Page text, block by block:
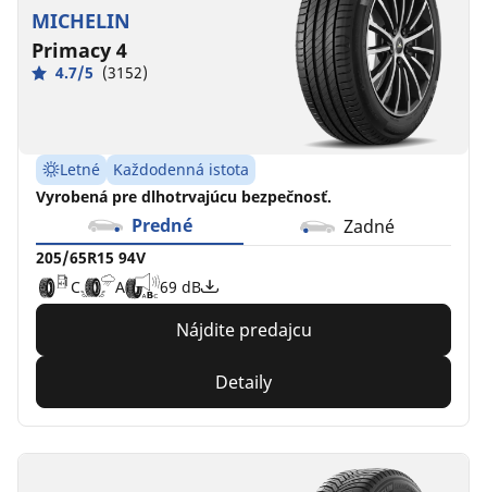
MICHELIN
Primacy 4
4.7/5 (3152)
Letné
Každodenná istota
Vyrobená pre dlhotrvajúcu bezpečnosť.
Predné Zadné
205/65R15 94V
C
A 69 dB
Nájdite predajcu
Detaily